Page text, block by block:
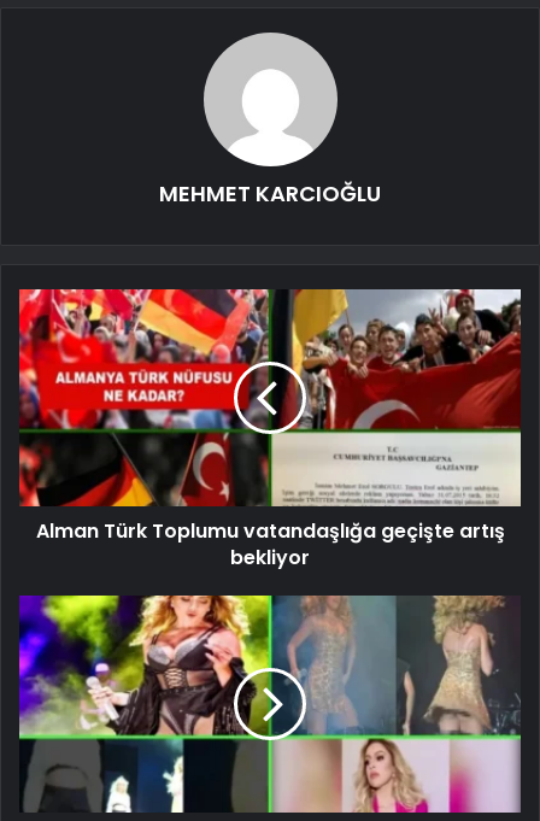
MEHMET KARCIOĞLU
Alman Türk Toplumu vatandaşlığa geçişte artış
bekliyor